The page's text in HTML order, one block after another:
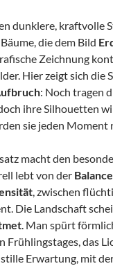
dunklere, kraftvolle
die dem Bild
Zeichnung
Hier zeigt sich die
: Noch tragen
ihre Silhouetten
sie jeden Moment
macht den
lebt von der
, zwischen
Die Landschaft
. Man spürt
Frühlingstages, das
Erwartung, mit